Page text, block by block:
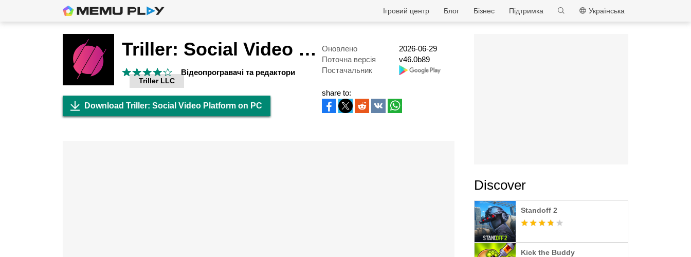
MEmu
Українська
Підтримка
Бізнес
Блог
Ігровий центр
Triller: Social Video Platform
Відеопрогравачі та редактори
Triller LLC
Оновлено
2026-06-29
Поточна версія
v46.0b89
Постачальник
Download Triller: Social Video Platform on PC
share to:
Discover
Standoff 2
Kick the Buddy